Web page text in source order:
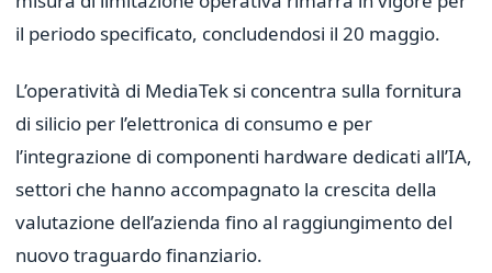
il periodo specificato, concludendosi il 20 maggio.
L’operatività di MediaTek si concentra sulla fornitura
di silicio per l’elettronica di consumo e per
l’integrazione di componenti hardware dedicati all’IA,
settori che hanno accompagnato la crescita della
valutazione dell’azienda fino al raggiungimento del
nuovo traguardo finanziario.